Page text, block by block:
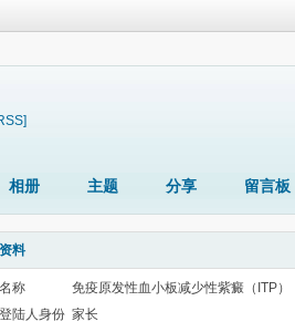
相册 主题 分享 留言板
料
称
免疫原发性血小板减少性紫癜（ITP）
陆人身份 家长